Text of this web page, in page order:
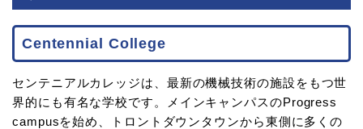
Centennial College
センテニアルカレッジは、最新の機械技術の施設をもつ世
界的にも有名な学校です。メインキャンパスのProgress
campusを始め、トロントダウンタウンから東側に多くの